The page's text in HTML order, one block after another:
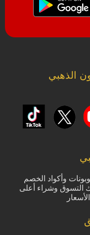
الذهبي
وأكواد الخصم
التسوق وشراء أعلى